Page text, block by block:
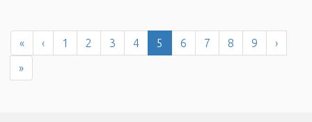
« ‹ 1 2 3 4 5 6 7 8 9
›
»